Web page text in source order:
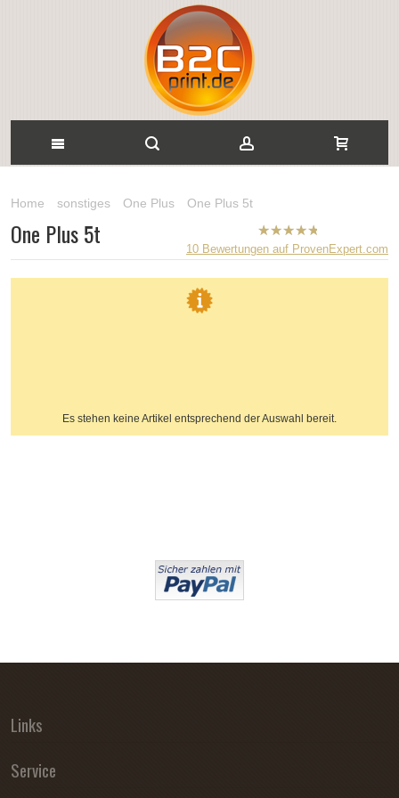
Home sonstiges One Plus One Plus 5t
B2CPrint
hat5von
5
10 Bewertungen auf ProvenExpert.com
One Plus 5t
Es stehen keine Artikel entsprechend der Auswahl bereit.
Links
Service